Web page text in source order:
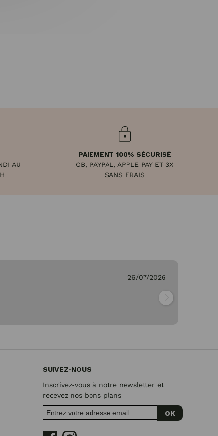
AU
PAIEMENT 100% SÉCURISÉ
CB, PAYPAL, APPLE PAY ET 3X
SANS FRAIS
26/07/2026
SUIVEZ-NOUS
Inscrivez-vous à notre newsletter et
recevez nos bons plans
OK